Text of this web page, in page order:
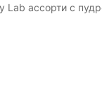
ассорти с